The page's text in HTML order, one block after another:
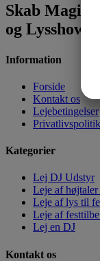
Skab Magi
og Lysshow
Information
Forside
Kontakt os
Lejebetingelser
Privatlivspolitik
Kategorier
Lej DJ Udstyr
Leje af
Leje af lys til
Leje af
Lej en DJ
Kontakt os